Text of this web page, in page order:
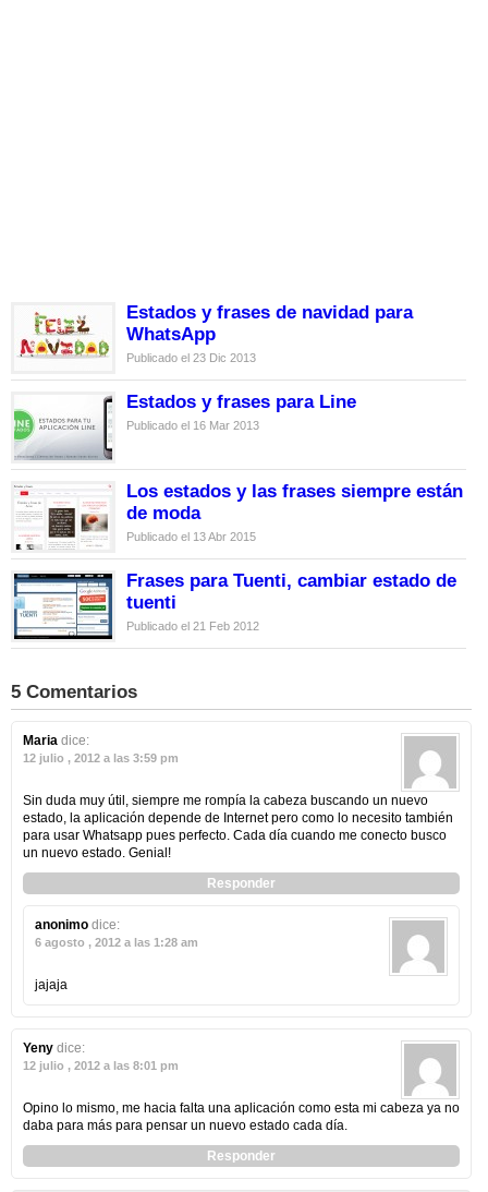
Estados y frases de navidad para
WhatsApp
Publicado el 23 Dic 2013
Estados y frases para Line
Publicado el 16 Mar 2013
Los estados y las frases siempre están
de moda
Publicado el 13 Abr 2015
Frases para Tuenti, cambiar estado de
tuenti
Publicado el 21 Feb 2012
5 Comentarios
Maria dice:
12 julio , 2012 a las 3:59 pm
Sin duda muy útil, siempre me rompía la cabeza buscando un nuevo
estado, la aplicación depende de Internet pero como lo necesito también
para usar Whatsapp pues perfecto. Cada día cuando me conecto busco
un nuevo estado. Genial!
Responder
anonimo dice:
6 agosto , 2012 a las 1:28 am
jajaja
Yeny dice:
12 julio , 2012 a las 8:01 pm
Opino lo mismo, me hacia falta una aplicación como esta mi cabeza ya no
daba para más para pensar un nuevo estado cada día.
Responder